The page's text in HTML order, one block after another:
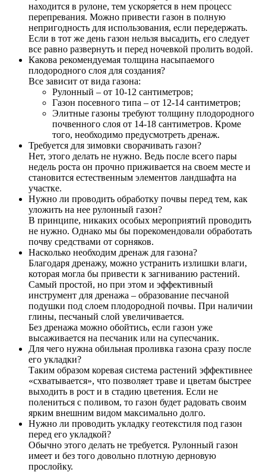
находится в рулоне, тем ускоряется в нем процесс
перепревания. Можно привести газон в полную
непригодность для использования, если передержать.
Если в тот же день газон нельзя высадить, его следует
все равно развернуть и перед ночевкой пролить водой.
Какова рекомендуемая толщина насыпаемого
плодородного слоя для создания?
Все зависит от вида газона:
Рулонный – от 10-12 сантиметров;
Газон посевного типа – от 12-14 сантиметров;
Элитные газоны требуют толщину плодородного
почвенного слоя от 14-18 сантиметров. Кроме
того, необходимо предусмотреть дренаж.
Требуется для зимовки сворачивать газон?
Нет, этого делать не нужно. Ведь после всего пары
недель роста он прочно приживается на своем месте и
становится естественным элементов ландшафта на
участке.
Нужно ли проводить обработку почвы перед тем, как
уложить на нее рулонный газон?
В принципе, никаких особых мероприятий проводить
не нужно. Однако мы бы порекомендовали обработать
почву средствами от сорняков.
Насколько необходим дренаж для газона?
Благодаря дренажу, можно устранить излишки влаги,
которая могла бы привести к загниванию растений.
Самый простой, но при этом и эффективный
инструмент для дренажа – образование песчаной
подушки под слоем плодородной почвы. При наличии
глины, песчаный слой увеличивается.
Без дренажа можно обойтись, если газон уже
высаживается на песчаник или на супесчаник.
Для чего нужна обильная проливка газона сразу после
его укладки?
Таким образом коревая система растений эффективнее
«схватывается», что позволяет траве и цветам быстрее
выходить в рост и в стадию цветения. Если не
полениться с поливом, то газон будет радовать своим
ярким внешним видом максимально долго.
Нужно ли проводить укладку геотекстиля под газон
перед его укладкой?
Обычно этого делать не требуется. Рулонный газон
имеет и без того довольно плотную дерновую
прослойку.